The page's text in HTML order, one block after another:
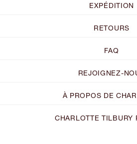
EXPÉDITION
RETOURS
FAQ
REJOIGNEZ-
À PROPOS DE
CHARLOTTE TILBURY